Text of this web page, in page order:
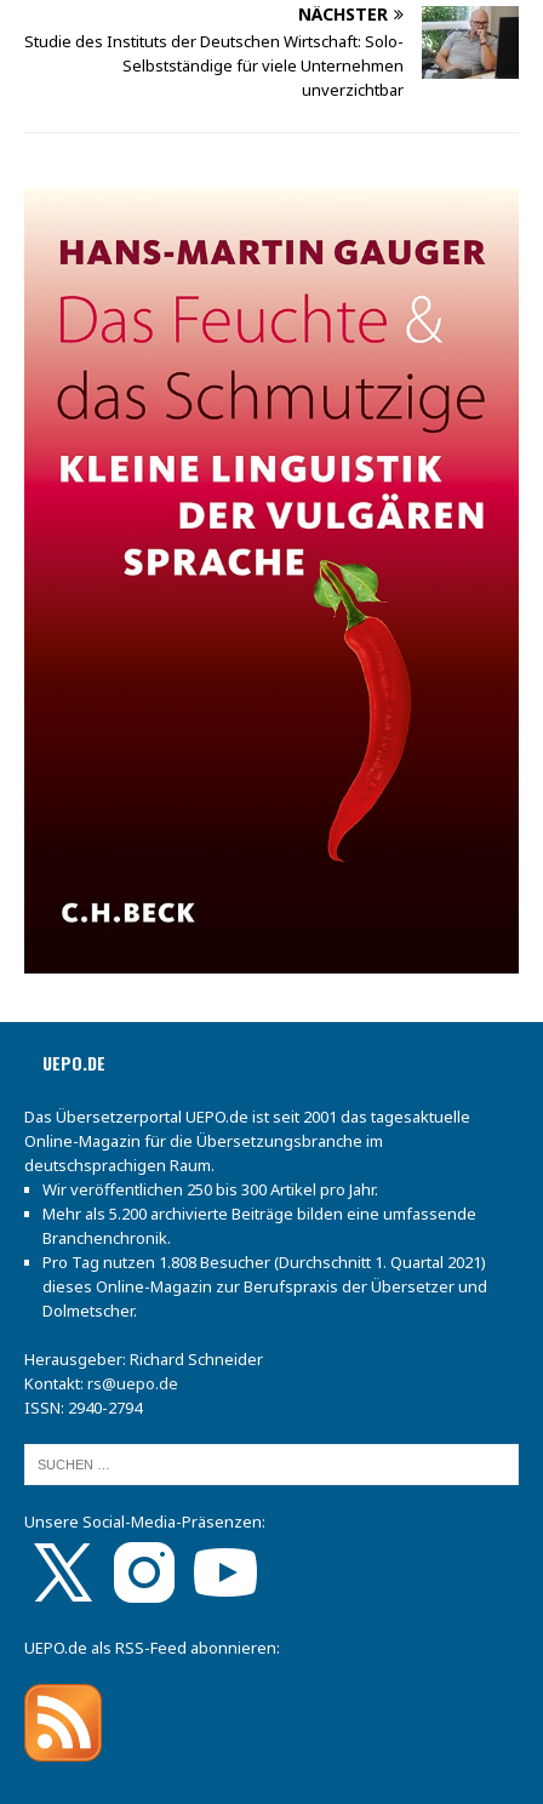
NÄCHSTER
Studie des Instituts der Deutschen Wirtschaft: Solo-
Selbstständige für viele Unternehmen
unverzichtbar
UEPO.DE
Das Übersetzerportal UEPO.de ist seit 2001 das tagesaktuelle
Online-Magazin für die Übersetzungsbranche im
deutschsprachigen Raum.
Wir veröffentlichen 250 bis 300 Artikel pro Jahr.
Mehr als 5.200 archivierte Beiträge bilden eine umfassende
Branchenchronik.
Pro Tag nutzen 1.808 Besucher (Durchschnitt 1. Quartal 2021)
dieses Online-Magazin zur Berufspraxis der Übersetzer und
Dolmetscher.
Herausgeber: Richard Schneider
Kontakt: rs@uepo.de
ISSN: 2940-2794
Unsere Social-Media-Präsenzen:
UEPO.de als RSS-Feed abonnieren: